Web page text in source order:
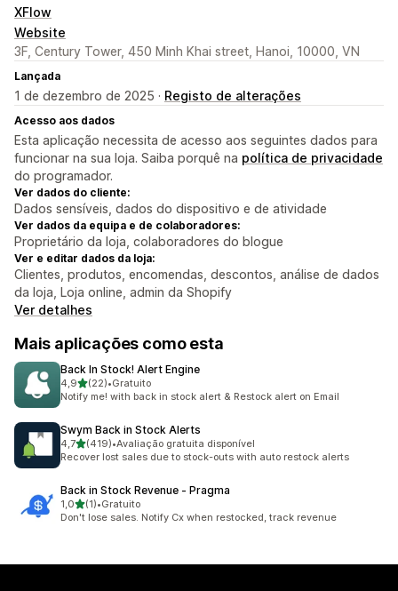
XFlow
Website
3F, Century Tower, 450 Minh Khai street, Hanoi, 10000, VN
Lançada
1 de dezembro de 2025 · Registo de alterações
Acesso aos dados
Esta aplicação necessita de acesso aos seguintes dados para
funcionar na sua loja. Saiba porquê na política de privacidade
do programador.
Ver dados do cliente:
Dados sensíveis, dados do dispositivo e de atividade
Ver dados da equipa e de colaboradores:
Proprietário da loja, colaboradores do blogue
Ver e editar dados da loja:
Clientes, produtos, encomendas, descontos, análise de dados
da loja, Loja online, admin da Shopify
Ver detalhes
Mais aplicações como esta
Back In Stock! Alert Engine
4,9de 5 estrelas
(22)
22 total de avaliações
•Gratuito
Notify me! with back in stock alert & Restock alert on Email
Swym Back in Stock Alerts
4,7de 5 estrelas
(419)
419 total de avaliações
•Avaliação gratuita disponível
Recover lost sales due to stock-outs with auto restock alerts
Back in Stock Revenue ‑ Pragma
1,0de 5 estrelas
(1)
1 total de avaliações
•Gratuito
Don't lose sales. Notify Cx when restocked, track revenue